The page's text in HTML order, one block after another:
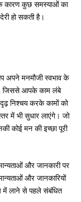
के कारण कुछ समस्याओं का
हो सकती है।
मनमौजी स्वभाव के
जिससे आपके काम लंबे
निश्चय करके कामों को
में भी सुधार लाएंगे। जो
कोई मन की इच्छा पूरी
और जानकारी पर
और जानकारियों
में लाने से पहले संबंधित